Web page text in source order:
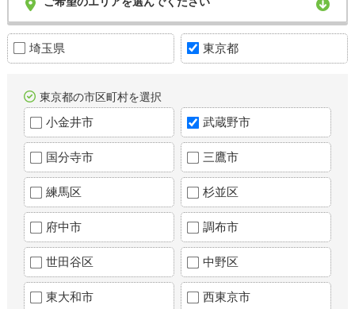
埼玉県 東京都
東京都の市区町村を選択
小金井市 武蔵野市
国分寺市 三鷹市
練馬区 杉並区
府中市 調布市
世田谷区 中野区
東大和市 西東京市